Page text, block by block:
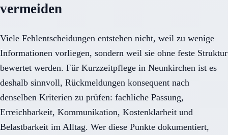
vermeiden
Viele Fehlentscheidungen entstehen nicht, weil zu wenige
Informationen vorliegen, sondern weil sie ohne feste Struktur
bewertet werden. Für Kurzzeitpflege in Neunkirchen ist es
deshalb sinnvoll, Rückmeldungen konsequent nach
denselben Kriterien zu prüfen: fachliche Passung,
Erreichbarkeit, Kommunikation, Kostenklarheit und
Belastbarkeit im Alltag. Wer diese Punkte dokumentiert,